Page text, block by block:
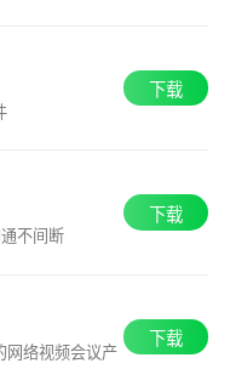
下载
不间断
下载
网络视频会议产
下载